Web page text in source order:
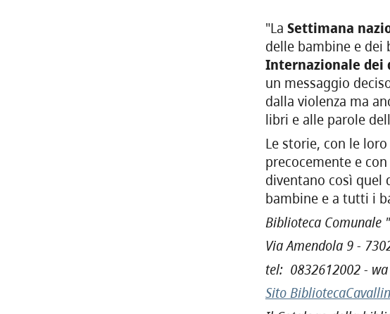
"La Settimana
delle bambine e
Internazionale dei
un messaggio
dalla violenza ma
libri e alle parole
Le storie, con le
precocemente e
diventano così quel
bambine e a tutti i
Biblioteca Comunale
Via Amendola 9 - 730
tel: 0832612002 -
Sito